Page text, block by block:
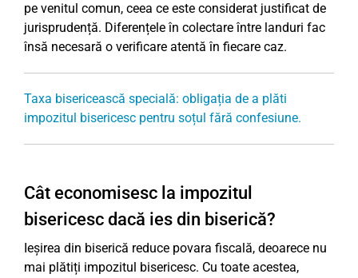
pe venitul comun, ceea ce este considerat justificat de
jurisprudență. Diferențele în colectare între landuri fac
însă necesară o verificare atentă în fiecare caz.
Taxa bisericească specială: obligația de a plăti
impozitul bisericesc pentru soțul fără confesiune.
Cât economisesc la impozitul
bisericesc dacă ies din biserică?
Ieșirea din biserică reduce povara fiscală, deoarece nu
mai plătiți impozitul bisericesc. Cu toate acestea,